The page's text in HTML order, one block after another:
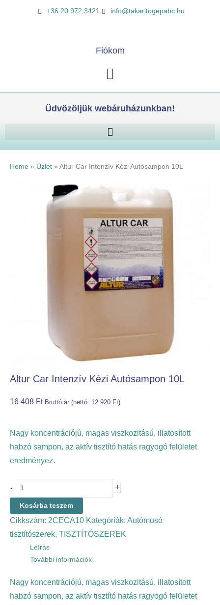
+36 20 972 3421 info@takaritogepabc.hu
Fiókom
Kosár
Üdvözöljük webáruházunkban!
Home » Üzlet » Altur Car Intenzív Kézi Autósampon 10L
Altur Car Intenzív Kézi Autósampon 10L
16 408 Ft Bruttó ár (nettó: 12 920 Ft)
Nagy koncentrációjú, magas viszkozitású, illatosított
habzó sampon, az aktív tisztító hatás ragyogó felületet
eredményez.
- +
Kosárba teszem
Cikkszám: 2CECA10 Kategóriák: Autómosó
tisztítószerek, TISZTÍTÓSZEREK
Leírás
További információk
Nagy koncentrációjú, magas viszkozitású, illatosított
habzó sampon, az aktív tisztító hatás ragyogó felületet